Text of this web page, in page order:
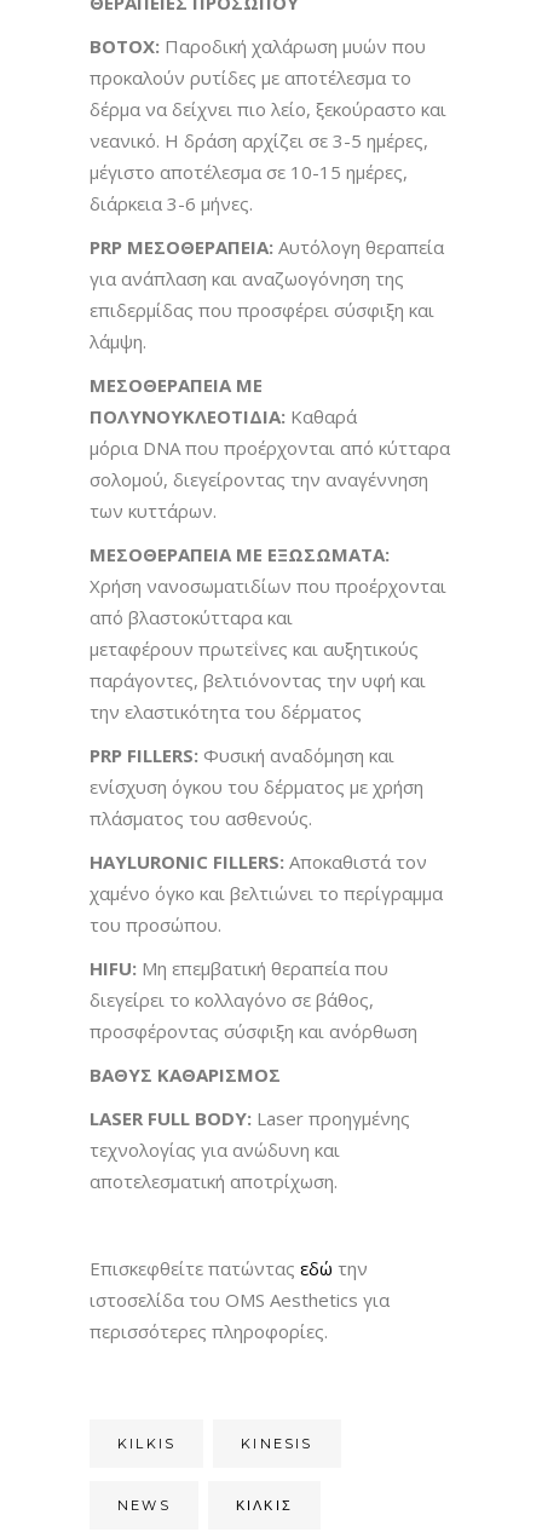
BOTOX: Παροδική χαλάρωση μυών που
προκαλούν ρυτίδες με αποτέλεσμα το
δέρμα να δείχνει πιο λείο, ξεκούραστο και
νεανικό. Η δράση αρχίζει σε 3-5 ημέρες,
μέγιστο αποτέλεσμα σε 10-15 ημέρες,
διάρκεια 3-6 μήνες.
PRP ΜΕΣΟΘΕΡΑΠΕΙΑ: Αυτόλογη θεραπεία
για ανάπλαση και αναζωογόνηση της
επιδερμίδας που προσφέρει σύσφιξη και
λάμψη.
ΜΕΣΟΘΕΡΑΠΕΙΑ ΜΕ
ΠΟΛΥΝΟΥΚΛΕΟΤΙΔΙΑ: Καθαρά
μόρια DNA που προέρχονται από κύτταρα
σολομού, διεγείροντας την αναγέννηση
των κυττάρων.
ΜΕΣΟΘΕΡΑΠΕΙΑ ΜΕ ΕΞΩΣΩΜΑΤΑ:
Χρήση νανοσωματιδίων που προέρχονται
από βλαστοκύτταρα και
μεταφέρουν πρωτεΐνες και αυξητικούς
παράγοντες, βελτιόνοντας την υφή και
την ελαστικότητα του δέρματος
PRP FILLERS: Φυσική αναδόμηση και
ενίσχυση όγκου του δέρματος με χρήση
πλάσματος του ασθενούς.
HAYLURONIC FILLERS: Αποκαθιστά τον
χαμένο όγκο και βελτιώνει το περίγραμμα
του προσώπου.
HIFU: Μη επεμβατική θεραπεία που
διεγείρει το κολλαγόνο σε βάθος,
προσφέροντας σύσφιξη και ανόρθωση
ΒΑΘΥΣ ΚΑΘΑΡΙΣΜΟΣ
LASER FULL BODY: Laser προηγμένης
τεχνολογίας για ανώδυνη και
αποτελεσματική αποτρίχωση.
Επισκεφθείτε πατώντας εδώ την
ιστοσελίδα του OMS Aesthetics για
περισσότερες πληροφορίες.
KILKIS KINESIS
NEWS ΚΙΛΚΊΣ